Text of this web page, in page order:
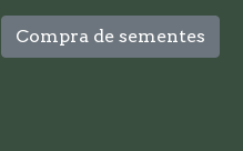
Compra de sementes